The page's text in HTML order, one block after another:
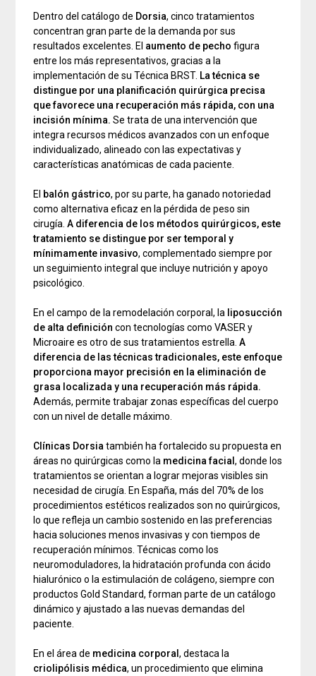
Dentro del catálogo de Dorsia, cinco tratamientos
concentran gran parte de la demanda por sus
resultados excelentes. El aumento de pecho figura
entre los más representativos, gracias a la
implementación de su Técnica BRST. La técnica se
distingue por una planificación quirúrgica precisa
que favorece una recuperación más rápida, con una
incisión mínima. Se trata de una intervención que
integra recursos médicos avanzados con un enfoque
individualizado, alineado con las expectativas y
características anatómicas de cada paciente.
El balón gástrico, por su parte, ha ganado notoriedad
como alternativa eficaz en la pérdida de peso sin
cirugía.A diferencia de los métodos quirúrgicos, este
tratamiento se distingue por ser temporal y
mínimamente invasivo, complementado siempre por
un seguimiento integral que incluye nutrición y apoyo
psicológico.
En el campo de la remodelación corporal, la liposucción
de alta definición con tecnologías como VASER y
Microaire es otro de sus tratamientos estrella.A
diferencia de las técnicas tradicionales, este enfoque
proporciona mayor precisión en la eliminación de
grasa localizada y una recuperación más rápida.
Además, permite trabajar zonas específicas del cuerpo
con un nivel de detalle máximo.
Clínicas Dorsia también ha fortalecido su propuesta en
áreas no quirúrgicas como la medicina facial, donde los
tratamientos se orientan a lograr mejoras visibles sin
necesidad de cirugía. En España, más del 70% de los
procedimientos estéticos realizados son no quirúrgicos,
lo que refleja un cambio sostenido en las preferencias
hacia soluciones menos invasivas y con tiempos de
recuperación mínimos. Técnicas como los
neuromoduladores, la hidratación profunda con ácido
hialurónico o la estimulación de colágeno, siempre con
productos Gold Standard, forman parte de un catálogo
dinámico y ajustado a las nuevas demandas del
paciente.
En el área de medicina corporal, destaca la
criolipólisis médica, un procedimiento que elimina